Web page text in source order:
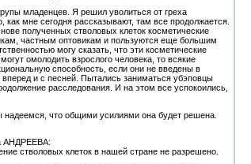
младенцев. Я решил уволиться от греха
мне сегодня рассказывают, там все продолжается.
полученных стволовых клеток косметические
частным оптовикам и пользуются еще большим
могу сказать, что эти косметические
омолодить взрослого человека, то всякие
способность, если они не введены в
и с песней. Пытались заниматься убэповцы
расследования. И на этом все успокоились,
надеемся, что общими усилиями она будет решена.
АНДРЕЕВА:
стволовых клеток в нашей стране не разрешено.